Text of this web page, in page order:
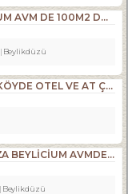
BEYLİKDÜZÜ E5 BEYLİCİUM AVM DE 100M2 DÜKKAN MAĞAZA
Beylikdüzü
İSTANBUL SİLİVRİ ORTAKÖYDE OTEL VE AT ÇİFTLİĞİ TATİL KÖYÜ TESİS
SATILIK DÜKKAN-MAĞAZA BEYLİCİUM AVMDE BEYLİZDÜZÜ E5 KENARI
Beylikdüzü